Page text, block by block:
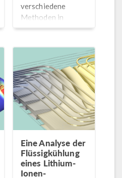
verschiedene
Methoden in
COMSOL Multiphysics
Design Module.
Eine Analyse der
Flüssigkühlung
eines Lithium-
Ionen-